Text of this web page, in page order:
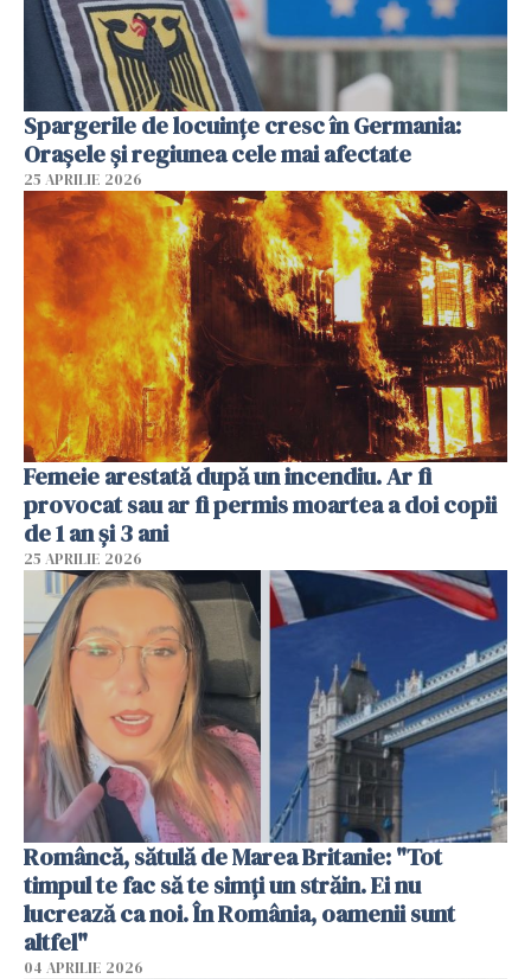
Spargerile de locuințe cresc în Germania:
Orașele și regiunea cele mai afectate
25 APRILIE 2026
Femeie arestată după un incendiu. Ar fi
provocat sau ar fi permis moartea a doi copii
de 1 an și 3 ani
25 APRILIE 2026
Româncă, sătulă de Marea Britanie: "Tot
timpul te fac să te simți un străin. Ei nu
lucrează ca noi. În România, oamenii sunt
altfel"
04 APRILIE 2026